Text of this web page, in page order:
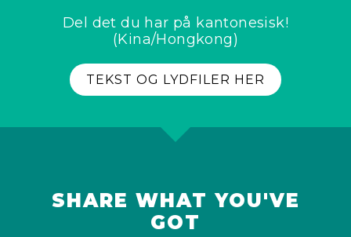
Del det du har på kantonesisk!
(Kina/Hongkong)
TEKST OG LYDFILER HER
SHARE WHAT YOU'VE
GOT